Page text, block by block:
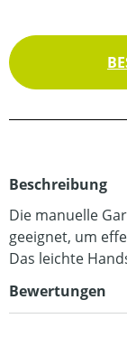
Beschreibung
Die manuelle
geeignet, um
Das leichte
Bewertungen